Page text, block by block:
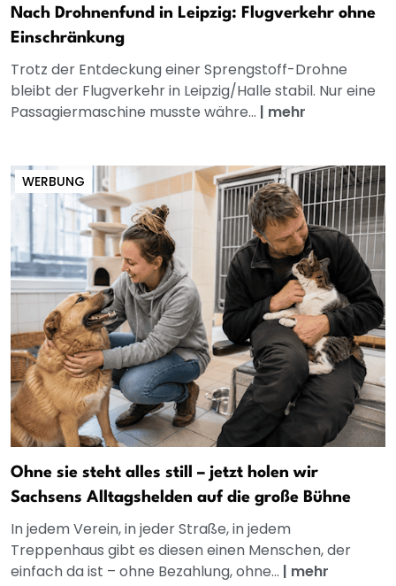
Nach Drohnenfund in Leipzig: Flugverkehr ohne
Einschränkung
Trotz der Entdeckung einer Sprengstoff-Drohne
bleibt der Flugverkehr in Leipzig/Halle stabil. Nur eine
Passagiermaschine musste währe... | mehr
WERBUNG
Ohne sie steht alles still – jetzt holen wir
Sachsens Alltagshelden auf die große Bühne
In jedem Verein, in jeder Straße, in jedem
Treppenhaus gibt es diesen einen Menschen, der
einfach da ist – ohne Bezahlung, ohne... | mehr